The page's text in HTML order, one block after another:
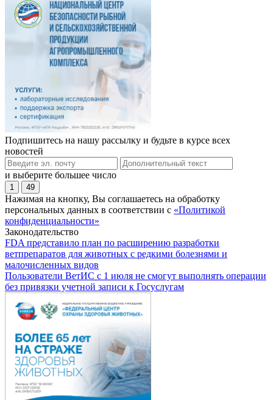
Подпишитесь на нашу рассылку и будьте в курсе всех
новостей
и выберите большее число
1 49
Нажимая на кнопку, Вы соглашаетесь на обработку
персональных данных в соответствии с «Политикой
конфиденциальности»
Законодательство
FDA представило план по расширению разработки
ветпрепаратов для животных с редкими болезнями и
малочисленных видов
Пользователи ВетИС с 1 июля не смогут выполнять операции
без привязки учетной записи к Госуслугам